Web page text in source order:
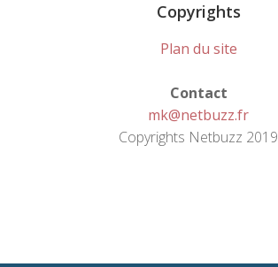
Copyrights
Plan du site
Contact
mk@netbuzz.fr
Copyrights Netbuzz 2019